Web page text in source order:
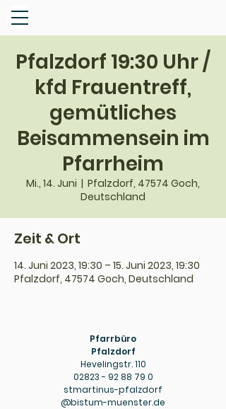
Pfalzdorf 19:30 Uhr /
kfd Frauentreff,
gemütliches
Beisammensein im
Pfarrheim
Mi., 14. Juni
  |
Pfalzdorf, 47574 Goch,
Deutschland
Zeit & Ort
14. Juni 2023, 19:30 – 15. Juni 2023, 19:30
Pfalzdorf, 47574 Goch, Deutschland
Pfarrbüro
Pfalzdorf
Hevelingstr. 110
02823 - 92 88 79 0
stmartinus-pfalzdorf
@bistum-muenster.de